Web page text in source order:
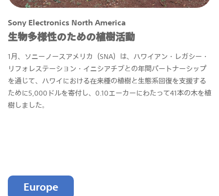
Sony Electronics North America
生物多様性のための植樹活動
1月、ソニーノースアメリカ（SNA）は、ハワイアン・レガシー・
リフォレステーション・イニシアチブとの年間パートナーシップ
を通じて、ハワイにおける在来種の植樹と生態系回復を支援する
ために5,000ドルを寄付し、0.10エーカーにわたって41本の木を植
樹しました。
Europe